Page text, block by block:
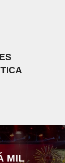
MIL